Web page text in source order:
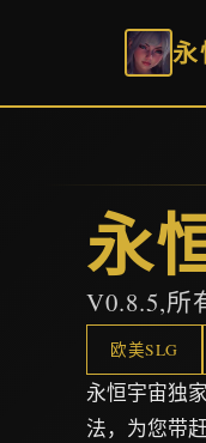
永
V0.8.5,所
欧美SLG
永恒宇宙独
法，为您带